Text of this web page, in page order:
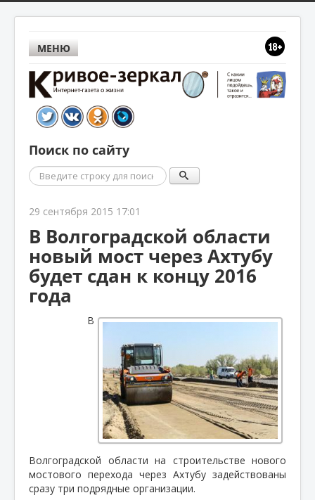
МЕНЮ
Поиск по сайту
Поиск
29 сентября 2015 17:01
В Волгоградской области
новый мост через Ахтубу
будет сдан к концу 2016
года
В
Волгоградской области на строительстве нового
мостового перехода через Ахтубу задействованы
сразу три подрядные организации.